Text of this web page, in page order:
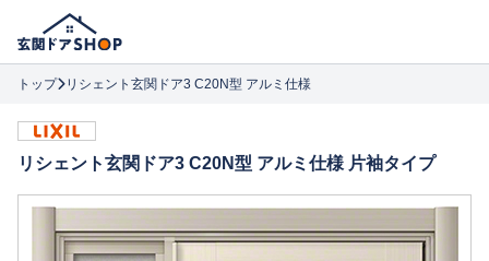
トップ リシェント玄関ドア3 C20N型 アルミ仕様
リシェント玄関ドア3 C20N型 アルミ仕様 片袖タイプ